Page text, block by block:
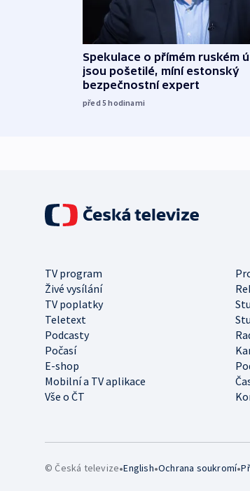
Spekulace o přímém ruském
jsou pošetilé, míní estonský
bezpečnostní expert
před 5hodinami
TV program
Živé vysílání
TV poplatky
Teletext
Podcasty
Počasí
E-shop
Mobilní a TV aplikace
Vše o ČT
© Česká televize•English•Ochrana soukromí•